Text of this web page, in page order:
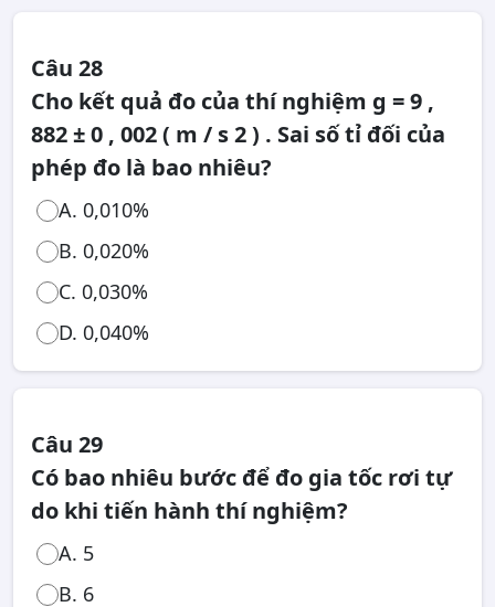
Câu 28
Cho kết quả đo của thí nghiệm g = 9 ,
882 ± 0 , 002 ( m / s 2 ) . Sai số tỉ đối của
phép đo là bao nhiêu?
A. 0,010%
B. 0,020%
C. 0,030%
D. 0,040%
Câu 29
Có bao nhiêu bước để đo gia tốc rơi tự
do khi tiến hành thí nghiệm?
A. 5
B. 6